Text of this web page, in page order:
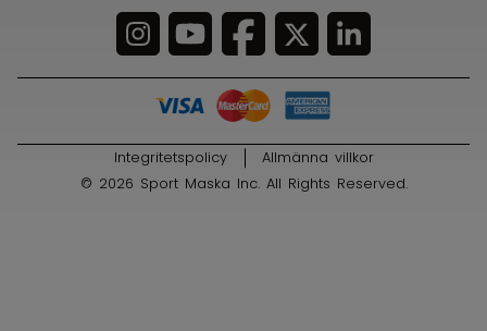
© 2026 Sport Maska Inc. All Rights Reserved.
Integritetspolicy Allmänna villkor